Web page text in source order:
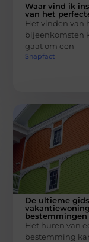
Waar vind ik
van het
Het vinden van
bijeenkomsten
gaat om een
Snapfact
De ultieme
bestemmingen
Het huren van
bestemming